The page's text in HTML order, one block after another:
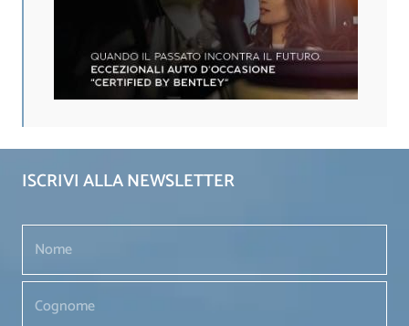
ISCRIVI ALLA NEWSLETTER